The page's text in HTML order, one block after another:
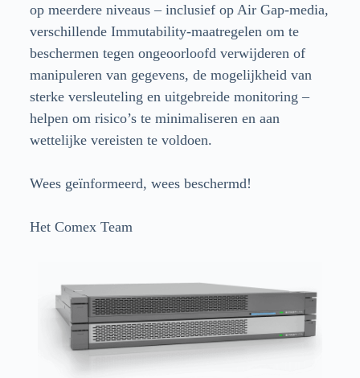
op meerdere niveaus – inclusief op Air Gap-media,
verschillende Immutability-maatregelen om te
beschermen tegen ongeoorloofd verwijderen of
manipuleren van gegevens, de mogelijkheid van
sterke versleuteling en uitgebreide monitoring –
helpen om risico’s te minimaliseren en aan
wettelijke vereisten te voldoen.
Wees geïnformeerd, wees beschermd!
Het Comex Team